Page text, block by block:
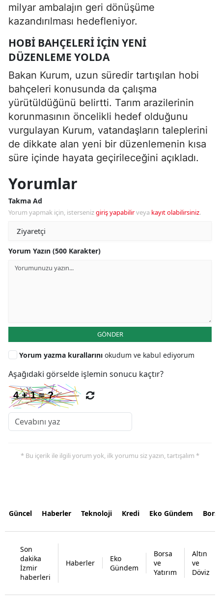
milyar ambalajın geri dönüşüme
kazandırılması hedefleniyor.
HOBI BAHÇELERI IÇIN YENI
DÜZENLEME YOLDA
Bakan Kurum, uzun süredir tartışılan hobi
bahçeleri konusunda da çalışma
yürütüldüğünü belirtti. Tarım arazilerinin
korunmasının öncelikli hedef olduğunu
vurgulayan Kurum, vatandaşların taleplerini
de dikkate alan yeni bir düzenlemenin kısa
süre içinde hayata geçirileceğini açıkladı.
Yorumlar
Takma Ad
Yorum yapmak için, istersenizgiriş yapabilirveya kayıt olabilirsiniz.
Yorum Yazın (500 Karakter)
GÖNDER
Yorum yazma kurallarını okudum ve kabul ediyorum
Aşağıdaki görselde işlemin sonucu kaçtır?
* Bu içerik ile ilgili yorum yok, ilk yorumu siz yazın, tartışalım *
Güncel Haberler Teknoloji Kredi Eko Gündem
Son
dakika
İzmir
haberleri
Haberler
Eko
Gündem
Borsa
ve
Yatırım
Altın
ve
Döviz